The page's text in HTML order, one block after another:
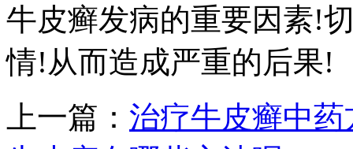
牛皮癣发病的重要因素!
情!从而造成严重的后果!
上一篇： 治疗牛皮癣中